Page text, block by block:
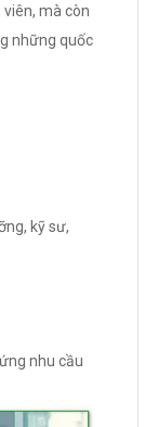
mà còn
những quốc
kỹ sư,
nhu cầu